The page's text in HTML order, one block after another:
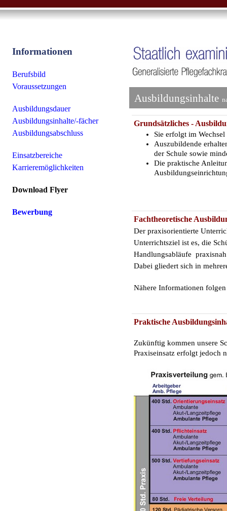
Informationen
Berufsbild
Voraussetzungen
Ausbildungsdauer
Ausbildungsinhalte/-fächer
Ausbildungsabschluss
Einsatzbereiche
Karrieremöglichkeiten
Download Flyer
Bewerbung
Ausbildungsinhalte
Grundsätzliches -
Sie erfolgt im
Auszubildende
der Schule sowie
Die praktische
Fachtheoretische
Der praxisorientierte
Unterrichtsziel ist es, die
Handlungsabläufe
Dabei gliedert sich in
Nähere Informationen
Praktische
Zukünftig kommen unsere
Praxiseinsatz erfolgt jedoch